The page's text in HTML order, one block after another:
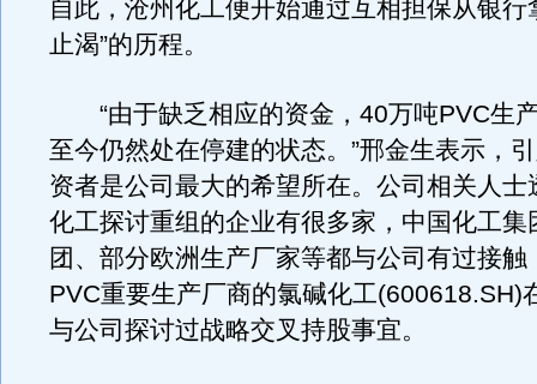
自此，沧州化工便开始通过互相担保从银行
止渴”的历程。
“由于缺乏相应的资金，40万吨PVC生
至今仍然处在停建的状态。”邢金生表示，
资者是公司最大的希望所在。公司相关人士
化工探讨重组的企业有很多家，中国化工集
团、部分欧洲生产厂家等都与公司有过接触
PVC重要生产厂商的氯碱化工(600618.SH)
与公司探讨过战略交叉持股事宜。